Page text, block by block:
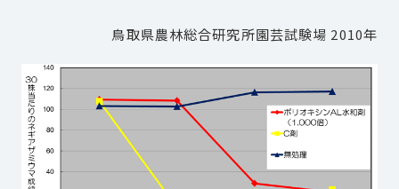
鳥取県農林総合研究所園芸試験場 2010年